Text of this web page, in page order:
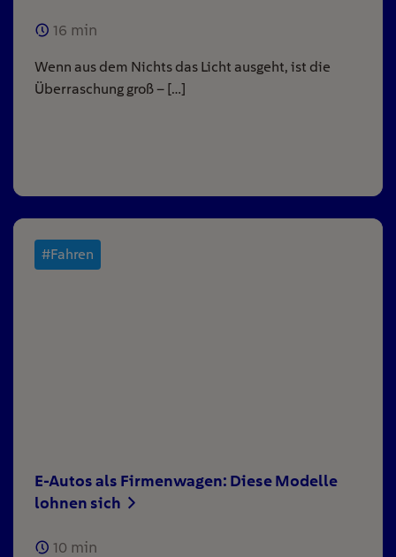
16 min
Wenn aus dem Nichts das Licht ausgeht, ist die
Überraschung groß – […]
#Fahren
E-Autos als Firmenwagen: Diese Modelle
lohnen sich
10 min